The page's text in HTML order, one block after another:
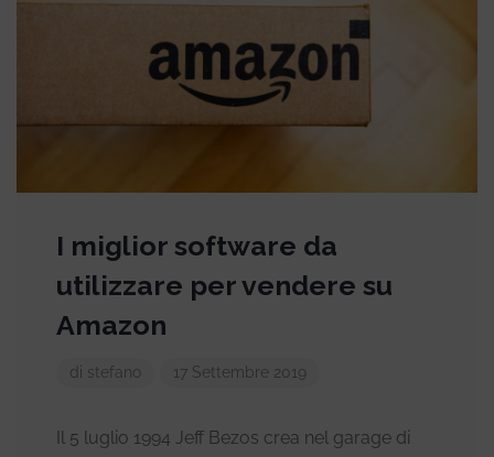
I miglior software da
utilizzare per vendere su
Amazon
di stefano 17 Settembre 2019
Il 5 luglio 1994 Jeff Bezos crea nel garage di